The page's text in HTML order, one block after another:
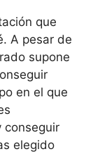
que
A pesar de
supone
en el que
conseguir
elegido